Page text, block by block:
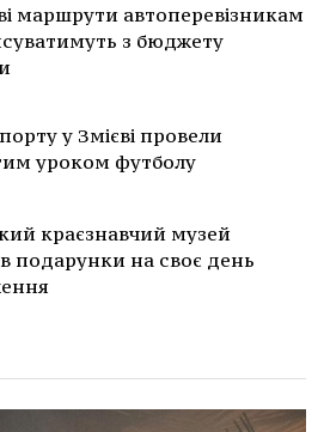
маршрути автоперевізникам
з бюджету
у Змієві провели
уроком футболу
краєзнавчий музей
подарунки на своє день